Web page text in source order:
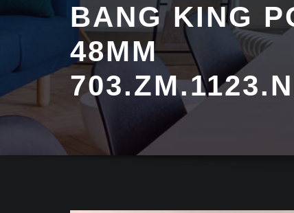
BANG KING
48MM